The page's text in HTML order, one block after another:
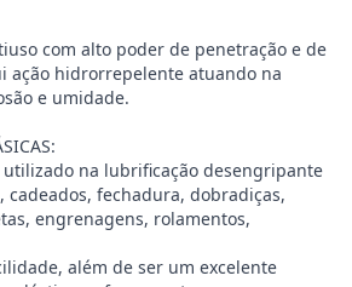
com alto poder de penetração e de
ação hidrorrepelente atuando na
e umidade.
na lubrificação desengripante
cadeados, fechadura, dobradiças,
engrenagens, rolamentos,
além de ser um excelente